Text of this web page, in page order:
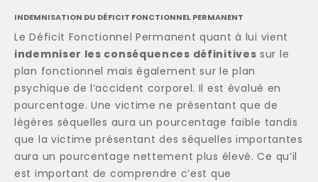
INDEMNISATION DU DÉFICIT FONCTIONNEL PERMANENT
Le Déficit Fonctionnel Permanent quant à lui vient
indemniser les conséquences définitives sur le
plan fonctionnel mais également sur le plan
psychique de l’accident corporel. Il est évalué en
pourcentage. Une victime ne présentant que de
légères séquelles aura un pourcentage faible tandis
que la victime présentant des séquelles importantes
aura un pourcentage nettement plus élevé. Ce qu’il
est important de comprendre c’est que